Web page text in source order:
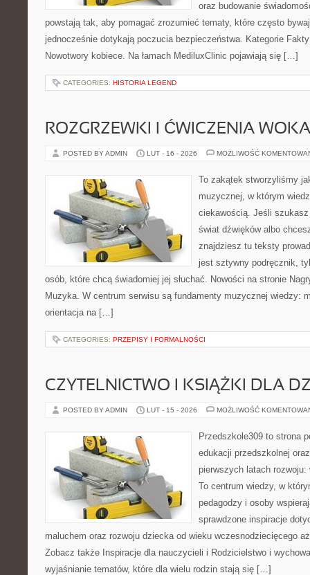
oraz budowanie
powstają tak, aby pomagać zrozumieć tematy, które często
jednocześnie dotykają poczucia bezpieczeństwa. Kategorie
Nowotwory kobiece. Na łamach MediluxClinic pojawiają się […]
CATEGORIES: HISTORIA LEGEND
ROZGRZEWKI I ĆWICZENIA
POSTED BY ADMIN LUT - 16 - 2026 MOŻLIWOŚĆ
To zakątek stworzyliśmy
muzycznej, w którym
ciekawością. Jeśli
świat dźwięków albo
znajdziesz tu teksty
jest sztywny podręcznik,
osób, które chcą świadomiej jej słuchać. Nowości na stronie
Muzyka. W centrum serwisu są fundamenty muzycznej wiedzy:
orientacja na […]
CATEGORIES: PRZEPISY I FORMALNOŚCI
CZYTELNICTWO I KSIĄŻKI DLA
POSTED BY ADMIN LUT - 15 - 2026 MOŻLIWOŚĆ
Przedszkole309 to strona
edukacji przedszkolnej
pierwszych latach
To centrum wiedzy, w
pedagodzy i osoby
sprawdzone inspiracje
maluchem oraz rozwoju dziecka od wieku wczesnodziecięcego
Zobacz także Inspiracje dla nauczycieli i Rodzicielstwo i
wyjaśnianie tematów, które dla wielu rodzin stają się […]